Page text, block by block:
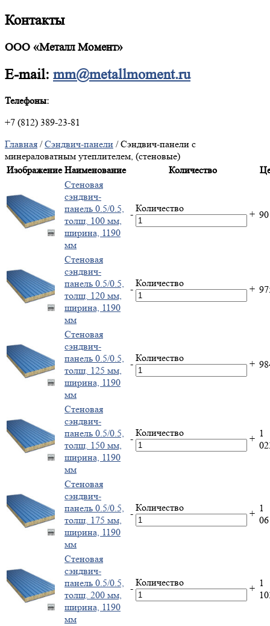
Контакты
ООО «Металл Момент»
E-mail: mm@metallmoment.ru
Телефоны:
+7 (812) 389-23-81
Главная /Сэндвич-панели / Сэндвич-панели с
минераловатным утеплителем, (стеновые)
Изображение Наименование Количество
Стеновая
сэндвич-
панель 0.5/0.5,
толщ. 100 мм,
ширина, 1190
мм
-
Количество
+
Стеновая
сэндвич-
панель 0.5/0.5,
толщ. 120 мм,
ширина, 1190
мм
-
Количество
+
Стеновая
сэндвич-
панель 0.5/0.5,
толщ. 125 мм,
ширина, 1190
мм
-
Количество
+
Стеновая
сэндвич-
панель 0.5/0.5,
толщ. 150 мм,
ширина, 1190
мм
-
Количество
+ 1
Стеновая
сэндвич-
панель 0.5/0.5,
толщ. 175 мм,
ширина, 1190
мм
-
Количество
+ 1
Стеновая
сэндвич-
панель 0.5/0.5,
толщ. 200 мм,
ширина, 1190
мм
-
Количество
+ 1